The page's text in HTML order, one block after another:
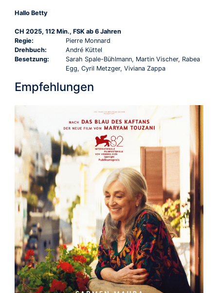
Hallo Betty
CH 2025, 112 Min., FSK ab 6 Jahren
Regie:
Pierre Monnard
Drehbuch:
André Küttel
Besetzung:
Sarah Spale-Bühlmann, Martin Vischer, Rabea
Egg, Cyril Metzger, Viviana Zappa
Empfehlungen